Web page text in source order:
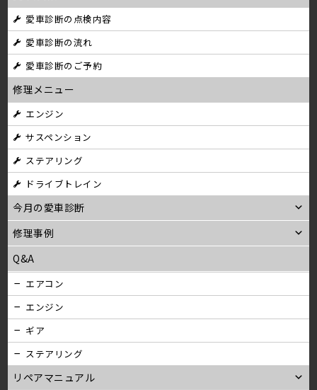
ナ
ビ
ゲ
ー
シ
ョ
ン
愛車診断の点検内容
愛車診断の流れ
愛車診断のご予約
修理メニュー
エンジン
サスペンション
ステアリング
ドライブトレイン
今月の愛車診断
修理事例
Q&A
エアコン
エンジン
ギア
ステアリング
リペアマニュアル